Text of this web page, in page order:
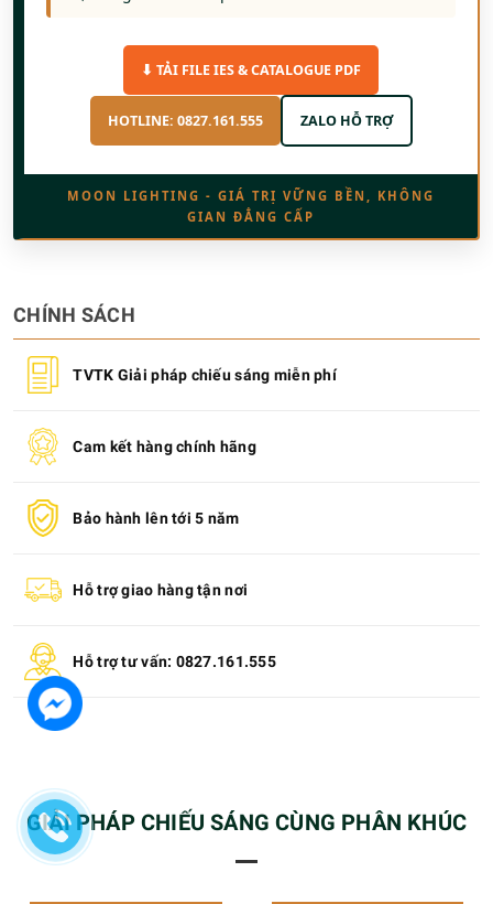
⬇ TẢI FILE IES & CATALOGUE PDF
HOTLINE: 0827.161.555 ZALO HỖ TRỢ
MOON LIGHTING - GIÁ TRỊ VỮNG BỀN, KHÔNG
GIAN ĐẲNG CẤP
CHÍNH SÁCH
TVTK Giải pháp chiếu sáng miễn phí
Cam kết hàng chính hãng
Bảo hành lên tới 5 năm
Hỗ trợ giao hàng tận nơi
Hỗ trợ tư vấn: 0827.161.555
GIẢI PHÁP CHIẾU SÁNG CÙNG PHÂN KHÚC